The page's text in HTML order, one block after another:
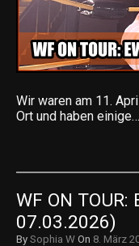
Wir waren am 11.
Ort und haben einige…
WF ON TOUR:
07.03.2026)
By Sophia W On 8. März